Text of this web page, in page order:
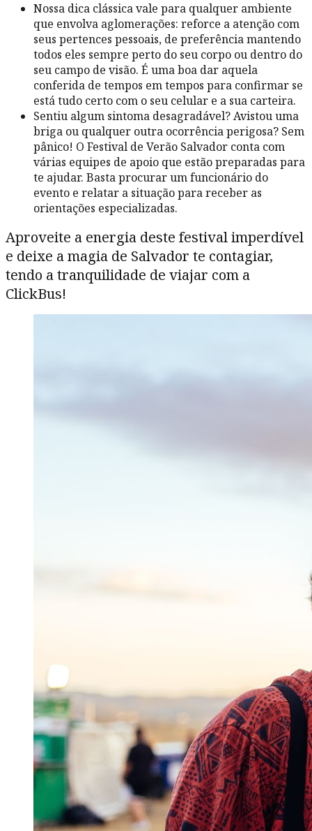
Nossa dica clássica vale para qualquer ambiente
que envolva aglomerações: reforce a atenção com
seus pertences pessoais, de preferência mantendo
todos eles sempre perto do seu corpo ou dentro do
seu campo de visão. É uma boa dar aquela
conferida de tempos em tempos para confirmar se
está tudo certo com o seu celular e a sua carteira.
Sentiu algum sintoma desagradável? Avistou uma
briga ou qualquer outra ocorrência perigosa? Sem
pânico! O Festival de Verão Salvador conta com
várias equipes de apoio que estão preparadas para
te ajudar. Basta procurar um funcionário do
evento e relatar a situação para receber as
orientações especializadas.
Aproveite a energia deste festival imperdível
e deixe a magia de Salvador te contagiar,
tendo a tranquilidade de viajar com a
ClickBus!